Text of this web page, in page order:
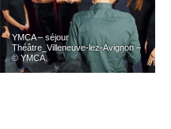
YMCA – séjour
Théâtre_Villeneuve-lez-Avignon –
© YMCA